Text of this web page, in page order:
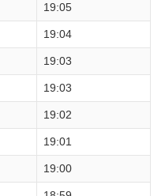
19:05
19:04
19:03
19:03
19:02
19:01
19:00